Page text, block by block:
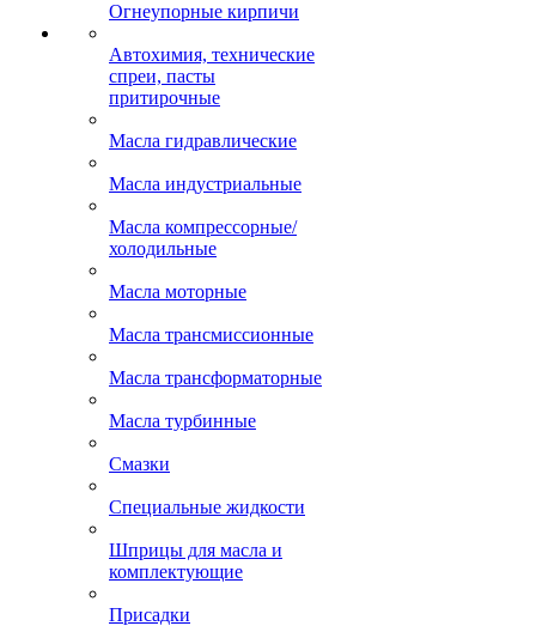
Огнеупорные кирпичи
Автохимия, технические
спреи, пасты
притирочные
Масла гидравлические
Масла индустриальные
Масла компрессорные/
холодильные
Масла моторные
Масла трансмиссионные
Масла трансформаторные
Масла турбинные
Смазки
Специальные жидкости
Шприцы для масла и
комплектующие
Присадки